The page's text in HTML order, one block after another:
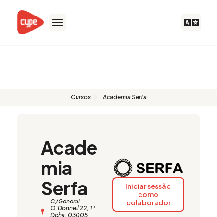
content
Cursos Academia Serfa
Acade
mia
Serfa
C/General
O’Donnell 22, 1º
Dcha. 03005
Iniciar sessão
como
colaborador